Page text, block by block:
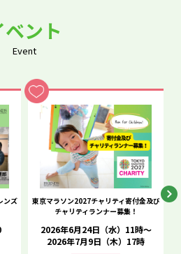
ベント
Event
ンズ
東京マラソン2027チャリティ寄付金及び
チャリティランナー募集！
2026年6月24日（水）11時～
2026年7月9日（木）17時